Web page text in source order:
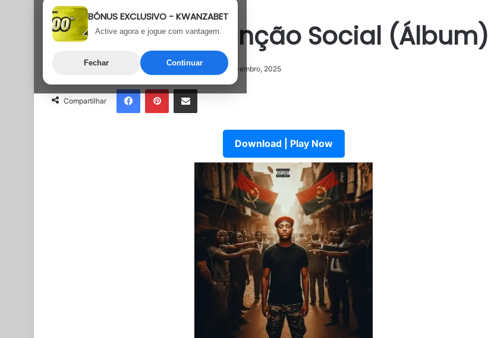
BÓNUS EXCLUSIVO - KWANZABET
Active agora e jogue com vantagem.
Fechar Continuar
Álbum
Deezy – Intervenção Social (Álbum)
Última atualização: 11 de Novembro, 2025
Compartilhar
FacebookPinterestPartilhar Via Email
Download | Play Now